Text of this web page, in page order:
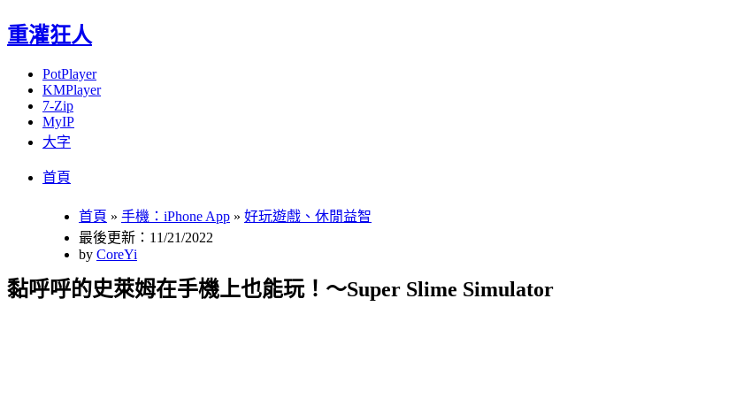
重灌狂人
PotPlayer
KMPlayer
7-Zip
MyIP
大字
首頁
首頁 » 手機：iPhone App » 好玩遊戲、休閒益智
最後更新：11/21/2022
by CoreYi
黏呼呼的史萊姆在手機上也能玩！～Super Slime Simulator